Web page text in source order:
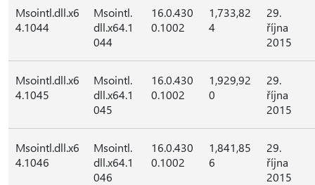
Msointl.dll.x6
4.1044
Msointl.
dll.x64.1
044
16.0.430
0.1002
1,733,82
4
29.
října
2015
Msointl.dll.x6
4.1045
Msointl.
dll.x64.1
045
16.0.430
0.1002
1,929,92
0
29.
října
2015
Msointl.dll.x6
4.1046
Msointl.
dll.x64.1
046
16.0.430
0.1002
1,841,85
6
29.
října
2015